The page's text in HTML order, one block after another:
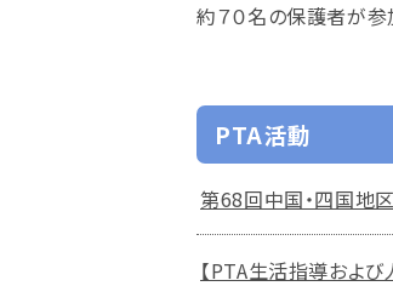
約７０名の保護者が参
PTA活動
第68回中国・四国地
【PTA生活指導およ